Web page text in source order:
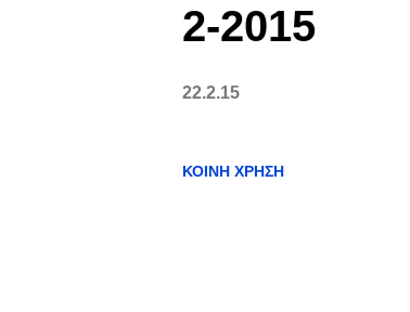
2-2015
22.2.15
ΚΟΙΝΉ ΧΡΉΣΗ